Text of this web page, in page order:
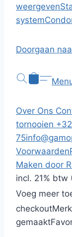
weergeven
system
Doorgaan
Over Ons
tornooien
75
Voorwaarden
Maken door
incl. 21% btw
Voeg meer
checkout
gemaakt